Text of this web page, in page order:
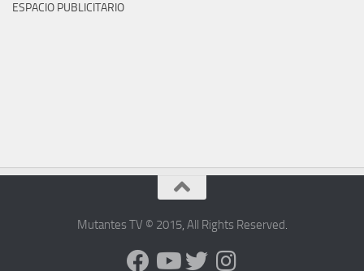
ESPACIO PUBLICITARIO
Mutantes TV © 2015, All Rights Reserved.